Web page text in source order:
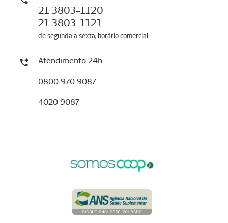
21 3803-1120
21 3803-1121
de segunda a sexta, horário comercial
Atendimento 24h
0800 970 9087
4020 9087